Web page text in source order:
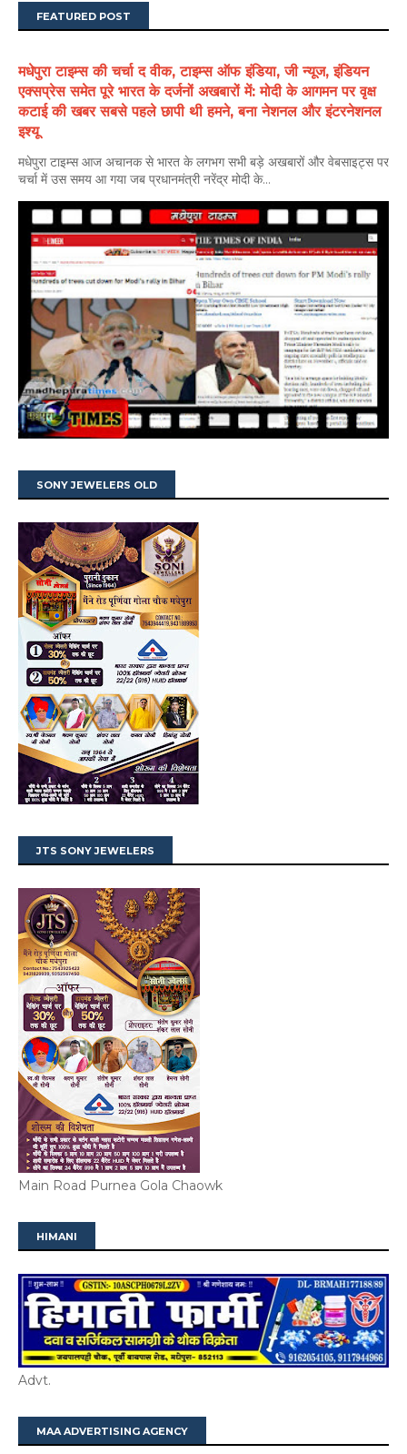
FEATURED POST
मधेपुरा टाइम्स की चर्चा द वीक, टाइम्स ऑफ इंडिया, जी न्यूज, इंडियन
एक्सप्रेस समेत पूरे भारत के दर्जनों अखबारों में: मोदी के आगमन पर वृक्ष
कटाई की खबर सबसे पहले छापी थी हमने, बना नेशनल और इंटरनेशनल
इश्यू
मधेपुरा टाइम्स आज अचानक से भारत के लगभग सभी बड़े अखबारों और वेबसाइट्स पर
चर्चा में उस समय आ गया जब प्रधानमंत्री नरेंद्र मोदी के...
SONY JEWELERS OLD
JTS SONY JEWELERS
Main Road Purnea Gola Chaowk
HIMANI
Advt.
MAA ADVERTISING AGENCY